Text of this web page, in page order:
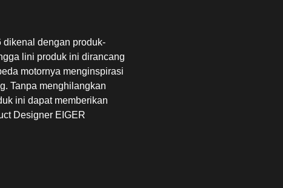
dikenal dengan produk-
lini produk ini dirancang
motornya menginspirasi
Tanpa menghilangkan
ini dapat memberikan
Designer EIGER